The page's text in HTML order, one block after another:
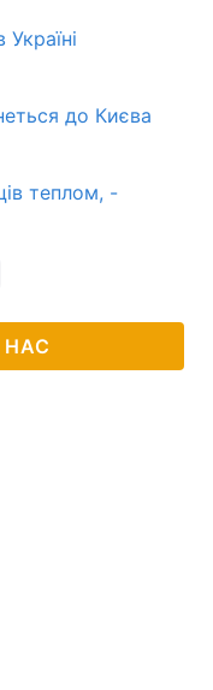
до Києва
теплом, -